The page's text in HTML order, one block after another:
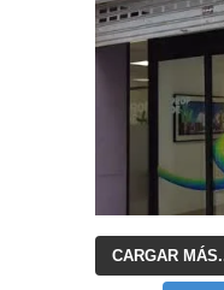
CARGAR